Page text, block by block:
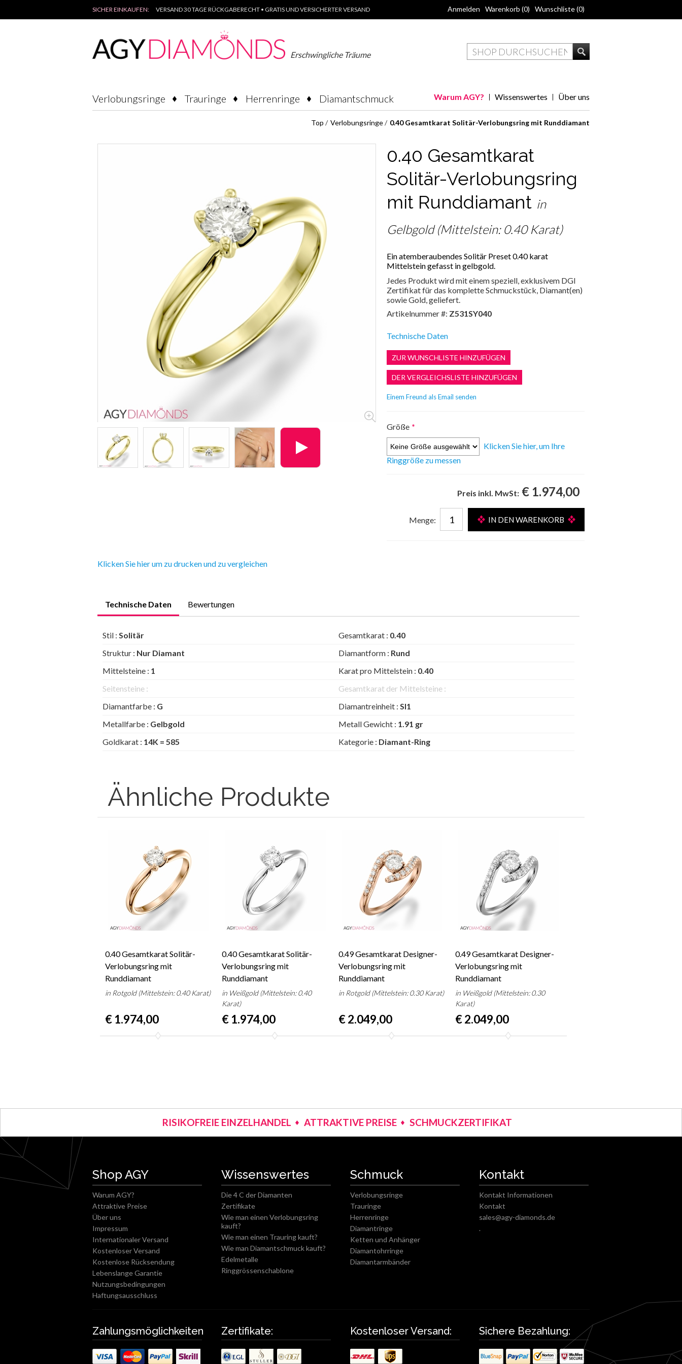
SICHER EINKAUFEN: VERSAND 30 TAGE RÜCKGABERECHT • GRATIS UND VERSICHERTER VERSAND Anmelden Warenkorb (0) Wunschliste(0)
Erschwingliche Träume
Über uns
Wissenswertes
Warum AGY?
Verlobungsringe Trauringe Herrenringe Diamantschmuck
Top / Verlobungsringe/ 0.40 Gesamtkarat Solitär-Verlobungsring mit Runddiamant
0.40 Gesamtkarat
Solitär-Verlobungsring
mit Runddiamant in
Gelbgold (Mittelstein: 0.40 Karat)
Ein atemberaubendes Solitär Preset 0.40 karat
Mittelstein gefasst in gelbgold.
Jedes Produkt wird mit einem speziell, exklusivem DGI
Zertifikat für das komplette Schmuckstück, Diamant(en)
sowie Gold, geliefert.
Artikelnummer #: Z531SY040
Technische Daten
Größe *
Klicken Sie hier, um Ihre
Ringgröße zu messen
Preis inkl. MwSt: € 1.974,00
Menge:
Klicken Sie hier um zu drucken und zu vergleichen
Technische Daten Bewertungen
Stil : Solitär Gesamtkarat : 0.40
Struktur : Nur Diamant Diamantform : Rund
Mittelsteine : 1 Karat pro Mittelstein : 0.40
Seitensteine :
Gesamtkarat der Mittelsteine :
Diamantfarbe : G Diamantreinheit : SI1
Metallfarbe : Gelbgold Metall Gewicht : 1.91 gr
Goldkarat : 14K = 585 Kategorie : Diamant-Ring
Ähnliche Produkte
0.40 Gesamtkarat Solitär-
Verlobungsring mit
Runddiamant
in Rotgold (Mittelstein: 0.40 Karat)
€ 1.974,00
0.40 Gesamtkarat Solitär-
Verlobungsring mit
Runddiamant
in Weißgold (Mittelstein: 0.40
Karat)
€ 1.974,00
0.49 Gesamtkarat Designer-
Verlobungsring mit
Runddiamant
in Rotgold (Mittelstein: 0.30 Karat)
€ 2.049,00
0.49 Gesamtkarat Designer-
Verlobungsring mit
Runddiamant
in Weißgold (Mittelstein: 0.30
Karat)
€ 2.049,00
RISIKOFREIE EINZELHANDEL ATTRAKTIVE PREISE SCHMUCKZERTIFIKAT
Shop AGY
Warum AGY?
Attraktive Preise
Über uns
Impressum
Internationaler Versand
Kostenloser Versand
Kostenlose Rücksendung
Lebenslange Garantie
Nutzungsbedingungen
Haftungsausschluss
Wissenswertes
Die 4 C der Diamanten
Zertifikate
Wie man einen Verlobungsring
kauft?
Wie man einen Trauring kauft?
Wie man Diamantschmuck kauft?
Edelmetalle
Ringgrössenschablone
Schmuck
Verlobungsringe
Trauringe
Herrenringe
Diamantringe
Ketten und Anhänger
Diamantohrringe
Diamantarmbänder
Kontakt
Kontakt Informationen
Kontakt
sales@agy-diamonds.de
.
Zahlungsmöglichkeiten Zertifikate: Kostenloser Versand: Sichere Bezahlung: